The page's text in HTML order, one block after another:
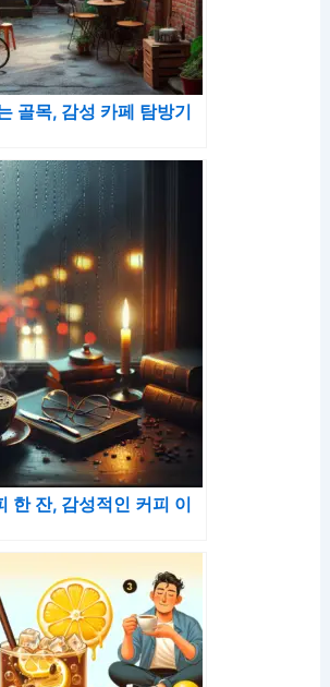
골목, 감성 카페 탐방기
한 잔, 감성적인 커피 이